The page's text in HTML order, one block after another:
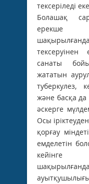
тексеріледі
Болашақ
ерекше
санаты
жататын
туберкулез,
және басқа
әскерге
Осы
қорғау
емделетін
кейінге